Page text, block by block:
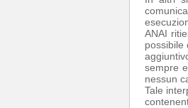
ANAI
possibile
sempre
nessun
Tale